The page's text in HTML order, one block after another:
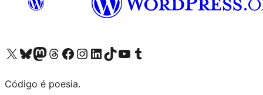
Visite a nossa conta X (antigo Twitter)
Visit our Bluesky account
Visit our Mastodon account
Visit our Threads account
Visite a nossa página do Facebook
Visite a nossa conta no Instagram
Visite a nossa conta no LinkedIn
Visit our TikTok account
Visit our YouTube channel
Visit our Tumblr account
Código é poesia.